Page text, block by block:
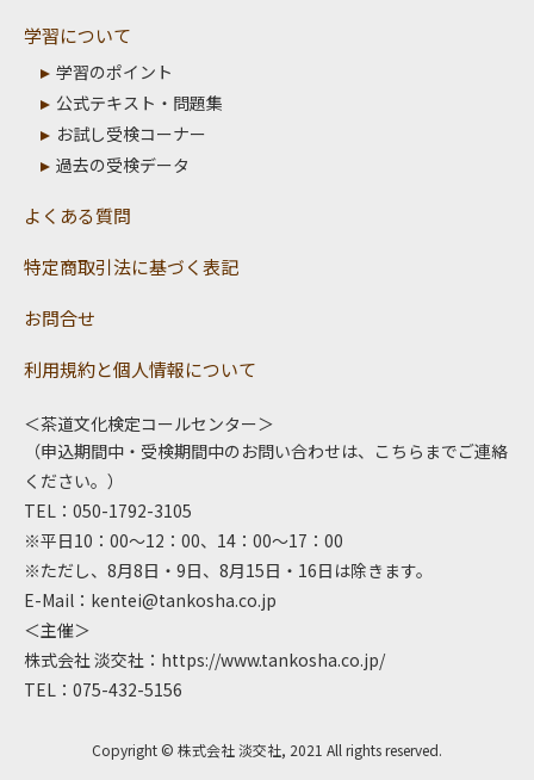
学習について
学習のポイント
公式テキスト・問題集
お試し受検コーナー
過去の受検データ
よくある質問
特定商取引法に基づく表記
お問合せ
利用規約と個人情報について
＜茶道文化検定コールセンター＞
（申込期間中・受検期間中のお問い合わせは、こちらまでご連絡
ください。）
TEL：050-1792-3105
※平日10：00～12：00、14：00～17：00
※ただし、8月8日・9日、8月15日・16日は除きます。
E-Mail： kentei@tankosha.co.jp
＜主催＞
株式会社 淡交社： https://www.tankosha.co.jp/
TEL：075-432-5156
Copyright © 株式会社 淡交社, 2021 All rights reserved.